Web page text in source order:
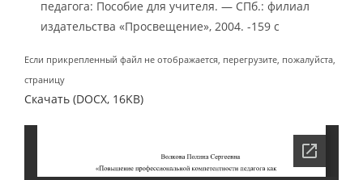
педагога: Пособие для учителя. — СПб.: филиал
издательства «Просвещение», 2004. -159 с
Если прикрепленный файл не отображается, перегрузите, пожалуйста,
страницу
Скачать (DOCX, 16KB)